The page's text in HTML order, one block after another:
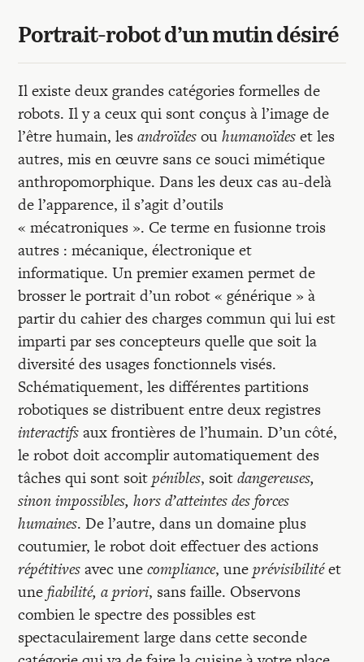
Portrait-robot d’un mutin désiré
Il existe deux grandes catégories formelles de
robots. Il y a ceux qui sont conçus à l’image de
l’être humain, lesandroïdesouhumanoïdeset les
autres, mis en œuvre sans ce souci mimétique
anthropomorphique. Dans les deux cas au-delà
de l’apparence, il s’agit d’outils
« mécatroniques ». Ce terme en fusionne trois
autres : mécanique, électronique et
informatique. Un premier examen permet de
brosser le portrait d’un robot « générique » à
partir du cahier des charges commun qui lui est
imparti par ses concepteurs quelle que soit la
diversité des usages fonctionnels visés.
Schématiquement, les différentes partitions
robotiques se distribuent entre deux registres
interactifsaux frontières de l’humain. D’un côté,
le robot doit accomplir automatiquement des
tâches qui sont soitpénibles, soitdangereuses,
sinon impossibles, hors d’atteintes des forces
humaines. De l’autre, dans un domaine plus
coutumier, le robot doit effectuer des actions
répétitivesavec unecompliance, uneprévisibilitéet
unefiabilité, a priori, sans faille. Observons
combien le spectre des possibles est
spectaculairement large dans cette seconde